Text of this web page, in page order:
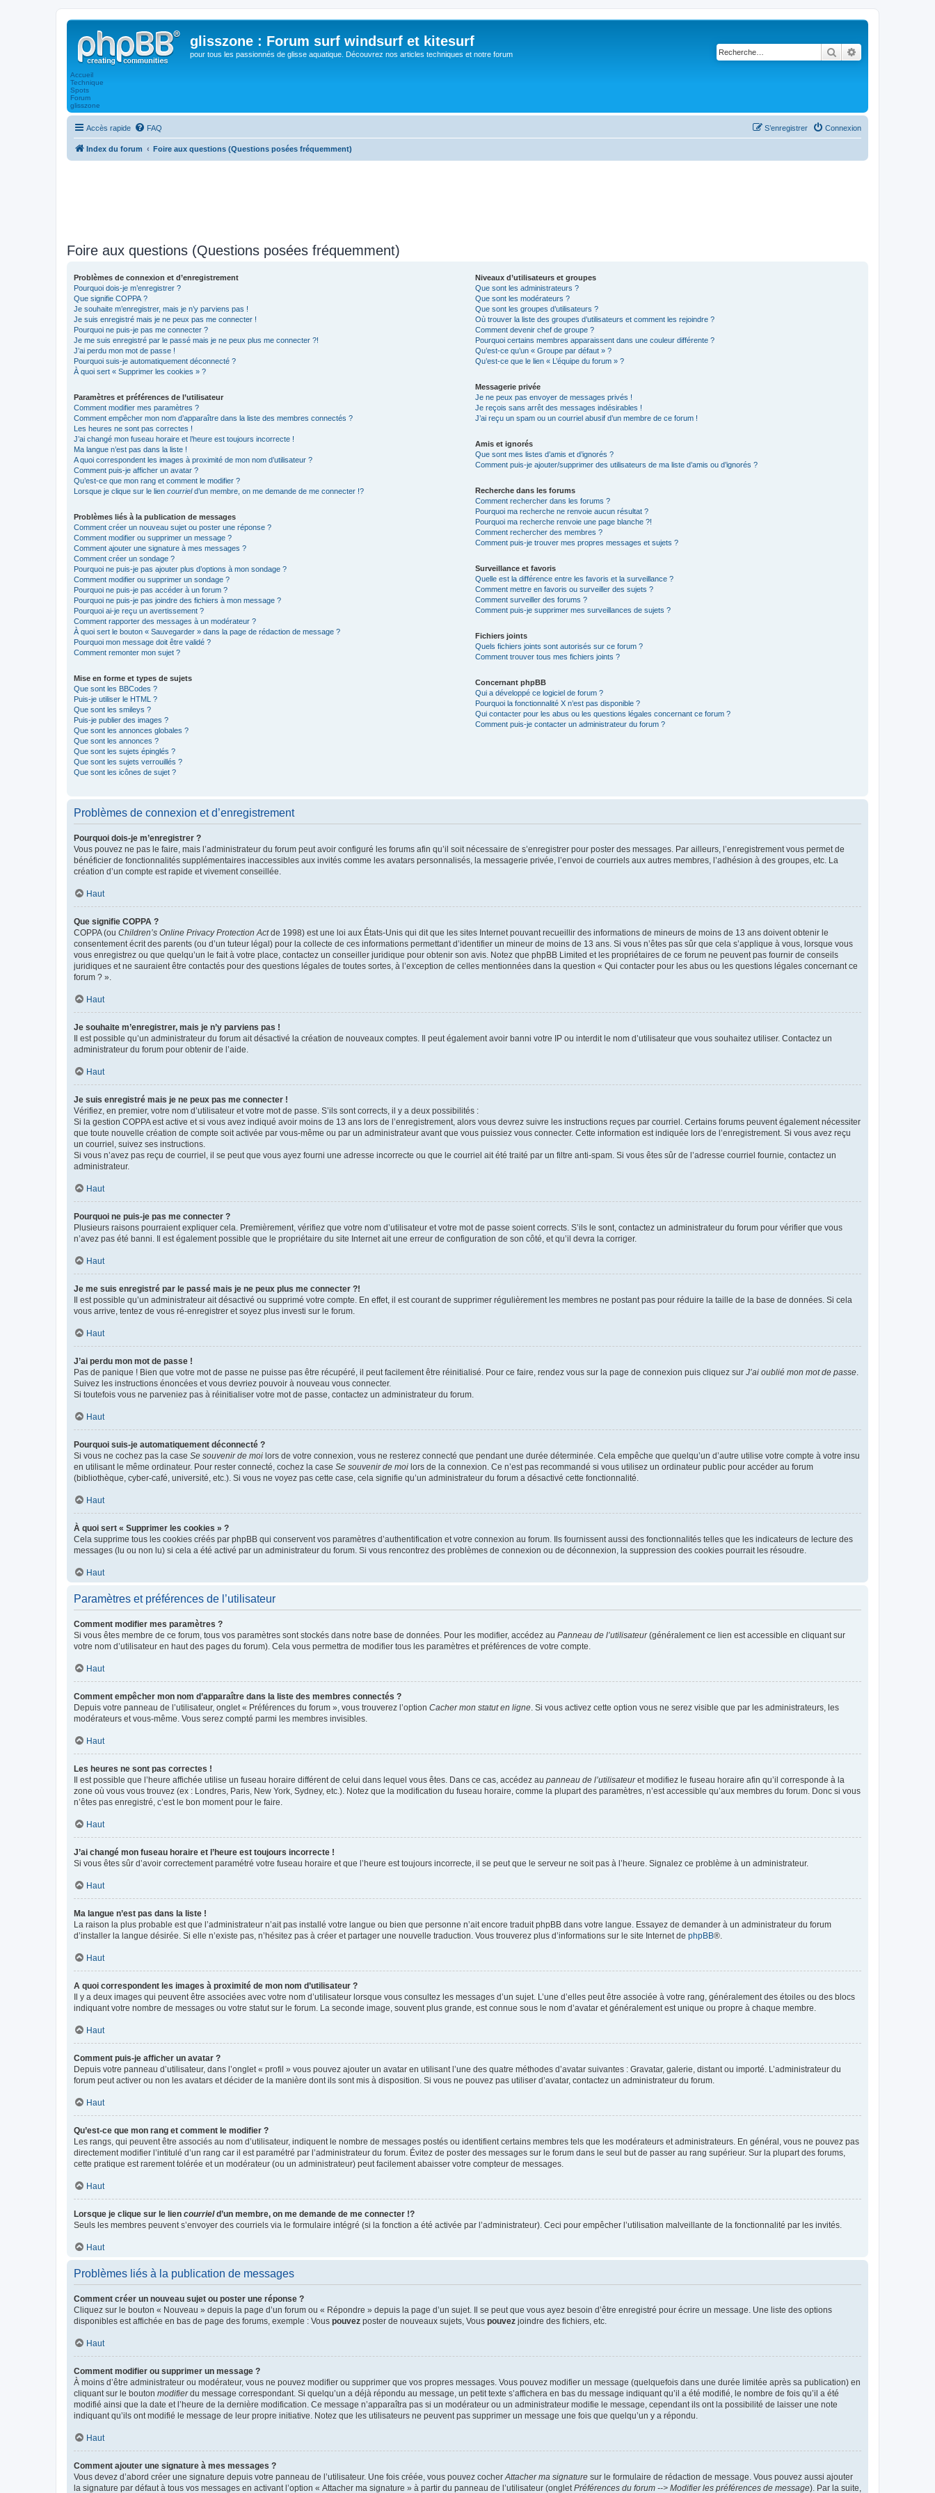
glisszone : Forum surf windsurf et kitesurf
pour tous les passionnés de glisse aquatique. Découvrez nos articles techniques et notre forum
Accueil
Technique
Spots
Forum
glisszone
Rechercher
Accès rapide FAQ Connexion
S’enregistrer
Index du forum Foire aux questions (Questions posées fréquemment)
Foire aux questions (Questions posées fréquemment)
Problèmes de connexion et d’enregistrement
Pourquoi dois-je m’enregistrer ?
Que signifie COPPA ?
Je souhaite m’enregistrer, mais je n’y parviens pas !
Je suis enregistré mais je ne peux pas me connecter !
Pourquoi ne puis-je pas me connecter ?
Je me suis enregistré par le passé mais je ne peux plus me connecter ?!
J’ai perdu mon mot de passe !
Pourquoi suis-je automatiquement déconnecté ?
À quoi sert « Supprimer les cookies » ?
Paramètres et préférences de l’utilisateur
Comment modifier mes paramètres ?
Comment empêcher mon nom d’apparaître dans la liste des membres connectés ?
Les heures ne sont pas correctes !
J’ai changé mon fuseau horaire et l’heure est toujours incorrecte !
Ma langue n’est pas dans la liste !
A quoi correspondent les images à proximité de mon nom d’utilisateur ?
Comment puis-je afficher un avatar ?
Qu’est-ce que mon rang et comment le modifier ?
Lorsque je clique sur le lien courrield’un membre, on me demande de me connecter !?
Problèmes liés à la publication de messages
Comment créer un nouveau sujet ou poster une réponse ?
Comment modifier ou supprimer un message ?
Comment ajouter une signature à mes messages ?
Comment créer un sondage ?
Pourquoi ne puis-je pas ajouter plus d’options à mon sondage ?
Comment modifier ou supprimer un sondage ?
Pourquoi ne puis-je pas accéder à un forum ?
Pourquoi ne puis-je pas joindre des fichiers à mon message ?
Pourquoi ai-je reçu un avertissement ?
Comment rapporter des messages à un modérateur ?
À quoi sert le bouton « Sauvegarder » dans la page de rédaction de message ?
Pourquoi mon message doit être validé ?
Comment remonter mon sujet ?
Mise en forme et types de sujets
Que sont les BBCodes ?
Puis-je utiliser le HTML ?
Que sont les smileys ?
Puis-je publier des images ?
Que sont les annonces globales ?
Que sont les annonces ?
Que sont les sujets épinglés ?
Que sont les sujets verrouillés ?
Que sont les icônes de sujet ?
Niveaux d’utilisateurs et groupes
Que sont les administrateurs ?
Que sont les modérateurs ?
Que sont les groupes d’utilisateurs ?
Où trouver la liste des groupes d’utilisateurs et comment les rejoindre ?
Comment devenir chef de groupe ?
Pourquoi certains membres apparaissent dans une couleur différente ?
Qu’est-ce qu’un « Groupe par défaut » ?
Qu’est-ce que le lien « L’équipe du forum » ?
Messagerie privée
Je ne peux pas envoyer de messages privés !
Je reçois sans arrêt des messages indésirables !
J’ai reçu un spam ou un courriel abusif d’un membre de ce forum !
Amis et ignorés
Que sont mes listes d’amis et d’ignorés ?
Comment puis-je ajouter/supprimer des utilisateurs de ma liste d’amis ou d’ignorés ?
Recherche dans les forums
Comment rechercher dans les forums ?
Pourquoi ma recherche ne renvoie aucun résultat ?
Pourquoi ma recherche renvoie une page blanche ?!
Comment rechercher des membres ?
Comment puis-je trouver mes propres messages et sujets ?
Surveillance et favoris
Quelle est la différence entre les favoris et la surveillance ?
Comment mettre en favoris ou surveiller des sujets ?
Comment surveiller des forums ?
Comment puis-je supprimer mes surveillances de sujets ?
Fichiers joints
Quels fichiers joints sont autorisés sur ce forum ?
Comment trouver tous mes fichiers joints ?
Concernant phpBB
Qui a développé ce logiciel de forum ?
Pourquoi la fonctionnalité X n’est pas disponible ?
Qui contacter pour les abus ou les questions légales concernant ce forum ?
Comment puis-je contacter un administrateur du forum ?
Problèmes de connexion et d’enregistrement
Pourquoi dois-je m’enregistrer ?
Vous pouvez ne pas le faire, mais l’administrateur du forum peut avoir configuré les forums afin qu’il soit nécessaire de s’enregistrer pour poster des messages. Par ailleurs, l’enregistrement vous permet de
bénéficier de fonctionnalités supplémentaires inaccessibles aux invités comme les avatars personnalisés, la messagerie privée, l’envoi de courriels aux autres membres, l’adhésion à des groupes, etc. La
création d’un compte est rapide et vivement conseillée.
Haut
Que signifie COPPA ?
COPPA (ou Children’s Online Privacy Protection Actde 1998) est une loi aux États-Unis qui dit que les sites Internet pouvant recueillir des informations de mineurs de moins de 13 ans doivent obtenir le
consentement écrit des parents (ou d’un tuteur légal) pour la collecte de ces informations permettant d’identifier un mineur de moins de 13 ans. Si vous n’êtes pas sûr que cela s’applique à vous, lorsque vous
vous enregistrez ou que quelqu’un le fait à votre place, contactez un conseiller juridique pour obtenir son avis. Notez que phpBB Limited et les propriétaires de ce forum ne peuvent pas fournir de conseils
juridiques et ne sauraient être contactés pour des questions légales de toutes sortes, à l’exception de celles mentionnées dans la question « Qui contacter pour les abus ou les questions légales concernant ce
forum ? ».
Haut
Je souhaite m’enregistrer, mais je n’y parviens pas !
Il est possible qu’un administrateur du forum ait désactivé la création de nouveaux comptes. Il peut également avoir banni votre IP ou interdit le nom d’utilisateur que vous souhaitez utiliser. Contactez un
administrateur du forum pour obtenir de l’aide.
Haut
Je suis enregistré mais je ne peux pas me connecter !
Vérifiez, en premier, votre nom d’utilisateur et votre mot de passe. S’ils sont corrects, il y a deux possibilités :
Si la gestion COPPA est active et si vous avez indiqué avoir moins de 13 ans lors de l’enregistrement, alors vous devrez suivre les instructions reçues par courriel. Certains forums peuvent également nécessiter
que toute nouvelle création de compte soit activée par vous-même ou par un administrateur avant que vous puissiez vous connecter. Cette information est indiquée lors de l’enregistrement. Si vous avez reçu
un courriel, suivez ses instructions.
Si vous n’avez pas reçu de courriel, il se peut que vous ayez fourni une adresse incorrecte ou que le courriel ait été traité par un filtre anti-spam. Si vous êtes sûr de l’adresse courriel fournie, contactez un
administrateur.
Haut
Pourquoi ne puis-je pas me connecter ?
Plusieurs raisons pourraient expliquer cela. Premièrement, vérifiez que votre nom d’utilisateur et votre mot de passe soient corrects. S’ils le sont, contactez un administrateur du forum pour vérifier que vous
n’avez pas été banni. Il est également possible que le propriétaire du site Internet ait une erreur de configuration de son côté, et qu’il devra la corriger.
Haut
Je me suis enregistré par le passé mais je ne peux plus me connecter ?!
Il est possible qu’un administrateur ait désactivé ou supprimé votre compte. En effet, il est courant de supprimer régulièrement les membres ne postant pas pour réduire la taille de la base de données. Si cela
vous arrive, tentez de vous ré-enregistrer et soyez plus investi sur le forum.
Haut
J’ai perdu mon mot de passe !
Pas de panique ! Bien que votre mot de passe ne puisse pas être récupéré, il peut facilement être réinitialisé. Pour ce faire, rendez vous sur la page de connexion puis cliquez sur J’ai oublié mon mot de passe
Suivez les instructions énoncées et vous devriez pouvoir à nouveau vous connecter.
Si toutefois vous ne parveniez pas à réinitialiser votre mot de passe, contactez un administrateur du forum.
Haut
Pourquoi suis-je automatiquement déconnecté ?
Si vous ne cochez pas la case Se souvenir de moi lors de votre connexion, vous ne resterez connecté que pendant une durée déterminée. Cela empêche que quelqu’un d’autre utilise votre compte à votre insu
en utilisant le même ordinateur. Pour rester connecté, cochez la case Se souvenir de moi lors de la connexion. Ce n’est pas recommandé si vous utilisez un ordinateur public pour accéder au forum
(bibliothèque, cyber-café, université, etc.). Si vous ne voyez pas cette case, cela signifie qu’un administrateur du forum a désactivé cette fonctionnalité.
Haut
À quoi sert « Supprimer les cookies » ?
Cela supprime tous les cookies créés par phpBB qui conservent vos paramètres d’authentification et votre connexion au forum. Ils fournissent aussi des fonctionnalités telles que les indicateurs de lecture des
messages (lu ou non lu) si cela a été activé par un administrateur du forum. Si vous rencontrez des problèmes de connexion ou de déconnexion, la suppression des cookies pourrait les résoudre.
Haut
Paramètres et préférences de l’utilisateur
Comment modifier mes paramètres ?
Si vous êtes membre de ce forum, tous vos paramètres sont stockés dans notre base de données. Pour les modifier, accédez au Panneau de l’utilisateur(généralement ce lien est accessible en cliquant sur
votre nom d’utilisateur en haut des pages du forum). Cela vous permettra de modifier tous les paramètres et préférences de votre compte.
Haut
Comment empêcher mon nom d’apparaître dans la liste des membres connectés ?
Depuis votre panneau de l’utilisateur, onglet « Préférences du forum », vous trouverez l’option Cacher mon statut en ligne . Si vous activez cette option vous ne serez visible que par les administrateurs, les
modérateurs et vous-même. Vous serez compté parmi les membres invisibles.
Haut
Les heures ne sont pas correctes !
Il est possible que l’heure affichée utilise un fuseau horaire différent de celui dans lequel vous êtes. Dans ce cas, accédez au panneau de l’utilisateuret modifiez le fuseau horaire afin qu’il corresponde à la
zone où vous vous trouvez (ex : Londres, Paris, New York, Sydney, etc.). Notez que la modification du fuseau horaire, comme la plupart des paramètres, n’est accessible qu’aux membres du forum. Donc si vous
n’êtes pas enregistré, c’est le bon moment pour le faire.
Haut
J’ai changé mon fuseau horaire et l’heure est toujours incorrecte !
Si vous êtes sûr d’avoir correctement paramétré votre fuseau horaire et que l’heure est toujours incorrecte, il se peut que le serveur ne soit pas à l’heure. Signalez ce problème à un administrateur.
Haut
Ma langue n’est pas dans la liste !
La raison la plus probable est que l’administrateur n’ait pas installé votre langue ou bien que personne n’ait encore traduit phpBB dans votre langue. Essayez de demander à un administrateur du forum
d’installer la langue désirée. Si elle n’existe pas, n’hésitez pas à créer et partager une nouvelle traduction. Vous trouverez plus d’informations sur le site Internet de phpBB®.
Haut
A quoi correspondent les images à proximité de mon nom d’utilisateur ?
Il y a deux images qui peuvent être associées avec votre nom d’utilisateur lorsque vous consultez les messages d’un sujet. L’une d’elles peut être associée à votre rang, généralement des étoiles ou des blocs
indiquant votre nombre de messages ou votre statut sur le forum. La seconde image, souvent plus grande, est connue sous le nom d’avatar et généralement est unique ou propre à chaque membre.
Haut
Comment puis-je afficher un avatar ?
Depuis votre panneau d’utilisateur, dans l’onglet « profil » vous pouvez ajouter un avatar en utilisant l’une des quatre méthodes d’avatar suivantes : Gravatar, galerie, distant ou importé. L’administrateur du
forum peut activer ou non les avatars et décider de la manière dont ils sont mis à disposition. Si vous ne pouvez pas utiliser d’avatar, contactez un administrateur du forum.
Haut
Qu’est-ce que mon rang et comment le modifier ?
Les rangs, qui peuvent être associés au nom d’utilisateur, indiquent le nombre de messages postés ou identifient certains membres tels que les modérateurs et administrateurs. En général, vous ne pouvez pas
directement modifier l’intitulé d’un rang car il est paramétré par l’administrateur du forum. Évitez de poster des messages sur le forum dans le seul but de passer au rang supérieur. Sur la plupart des forums,
cette pratique est rarement tolérée et un modérateur (ou un administrateur) peut facilement abaisser votre compteur de messages.
Haut
Lorsque je clique sur le lien courrield’un membre, on me demande de me connecter !?
Seuls les membres peuvent s’envoyer des courriels via le formulaire intégré (si la fonction a été activée par l’administrateur). Ceci pour empêcher l’utilisation malveillante de la fonctionnalité par les invités.
Haut
Problèmes liés à la publication de messages
Comment créer un nouveau sujet ou poster une réponse ?
Cliquez sur le bouton « Nouveau » depuis la page d’un forum ou « Répondre » depuis la page d’un sujet. Il se peut que vous ayez besoin d’être enregistré pour écrire un message. Une liste des options
disponibles est affichée en bas de page des forums, exemple : Vous pouvez poster de nouveaux sujets, Vous pouvez joindre des fichiers, etc.
Haut
Comment modifier ou supprimer un message ?
À moins d’être administrateur ou modérateur, vous ne pouvez modifier ou supprimer que vos propres messages. Vous pouvez modifier un message (quelquefois dans une durée limitée après sa publication) en
cliquant sur le bouton modifierdu message correspondant. Si quelqu’un a déjà répondu au message, un petit texte s’affichera en bas du message indiquant qu’il a été modifié, le nombre de fois qu’il a été
modifié ainsi que la date et l’heure de la dernière modification. Ce message n’apparaîtra pas si un modérateur ou un administrateur modifie le message, cependant ils ont la possibilité de laisser une note
indiquant qu’ils ont modifié le message de leur propre initiative. Notez que les utilisateurs ne peuvent pas supprimer un message une fois que quelqu’un y a répondu.
Haut
Comment ajouter une signature à mes messages ?
Vous devez d’abord créer une signature depuis votre panneau de l’utilisateur. Une fois créée, vous pouvez cocher Attacher ma signature sur le formulaire de rédaction de message. Vous pouvez aussi ajouter
la signature par défaut à tous vos messages en activant l’option « Attacher ma signature » à partir du panneau de l’utilisateur (onglet Préférences du forum --> Modifier les préférences de message). Par la suite,